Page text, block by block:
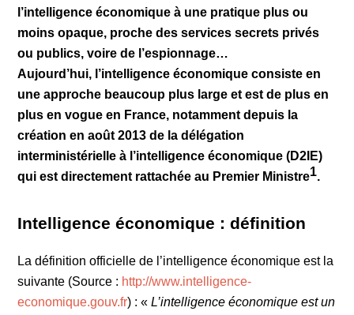
l’intelligence économique à une pratique plus ou
moins opaque, proche des services secrets privés
ou publics, voire de l’espionnage…
Aujourd’hui, l’intelligence économique consiste en
une approche beaucoup plus large et est de plus en
plus en vogue en France, notamment depuis la
création en août 2013 de la délégation
interministérielle à l’intelligence économique (D2IE)
qui est directement rattachée au Premier Ministre1.
Intelligence économique : définition
La définition officielle de l’intelligence économique est la
suivante (Source : http://www.intelligence-
economique.gouv.fr) : « L’intelligence économique est un